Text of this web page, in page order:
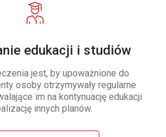
edukacji i studiów
jest, by upoważnione do
osoby otrzymywały regularne
im na kontynuację edukacji
innych planów.